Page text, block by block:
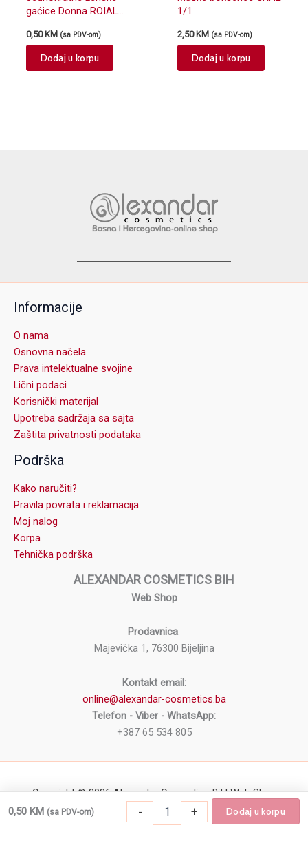
gaćice Donna ROIAL
0,50 KM (sa PDV-om)
Dodaj u korpu
1/1
2,50 KM (sa PDV-om)
Dodaj u korpu
Informacije
O nama
Osnovna načela
Prava intelektualne svojine
Lični podaci
Korisnički materijal
Upotreba sadržaja sa sajta
Zaštita privatnosti podataka
Podrška
Kako naručiti?
Pravila povrata i reklamacija
Moj nalog
Korpa
Tehnička podrška
ALEXANDAR COSMETICS BIH
Web Shop
Prodavnica:
Majevička 1, 76300 Bijeljina
Kontakt email:
online@alexandar-cosmetics.ba
Telefon - Viber - WhatsApp:
+387 65 534 805
Copyright © 2026 Alexandar Cosmetics BiH Web Shop
0,50 KM (sa PDV-om) -
Jednokratne ženske tanga gaćice ROIAL
+ Dodaj u korpu